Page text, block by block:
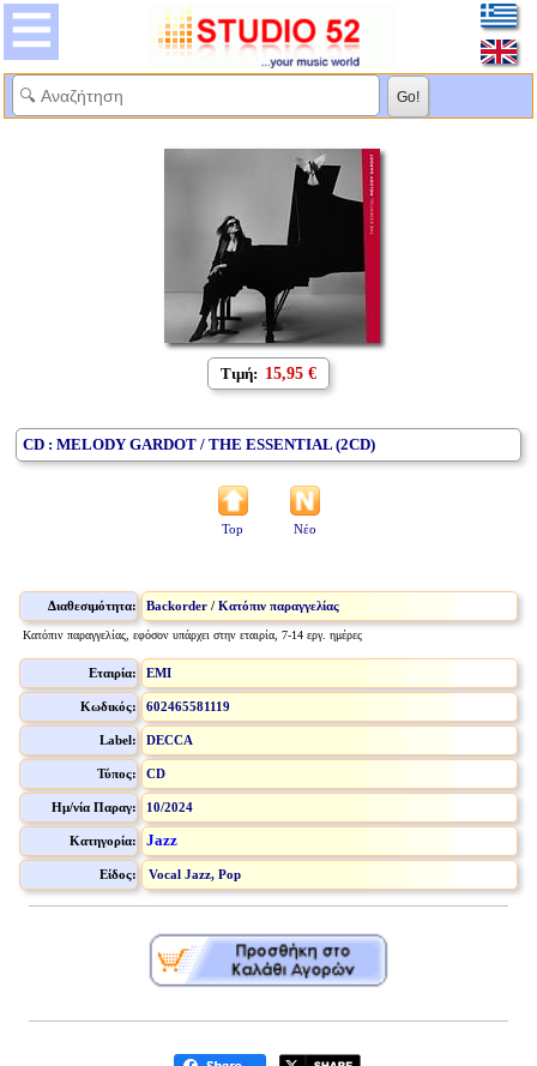
Τιμή: 15,95 €
CD : MELODY GARDOT / THE ESSENTIAL (2CD)
Top Νέο
Διαθεσιμότητα: Backorder / Κατόπιν παραγγελίας
Κατόπιν παραγγελίας, εφόσον υπάρχει στην εταιρία, 7-14 εργ. ημέρες
Εταιρία: EMI
Κωδικός: 602465581119
Label: DECCA
Τύπος: CD
Ημ/νία Παραγ: 10/2024
Κατηγορία: Jazz
Είδος: Vocal Jazz, Pop